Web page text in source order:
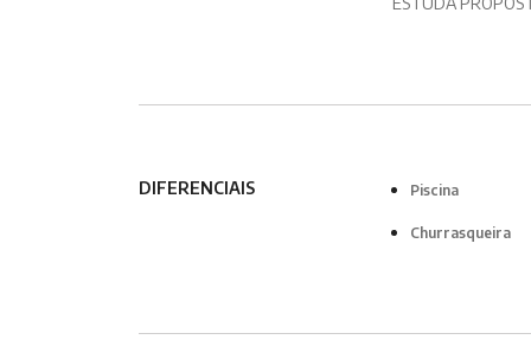
DIFERENCIAIS Piscina
Churrasqueira